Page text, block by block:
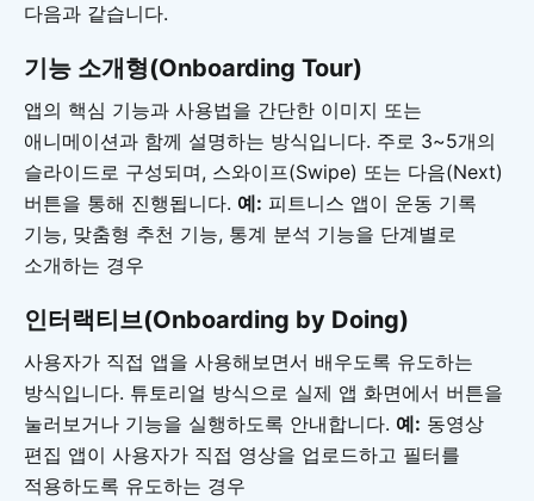
다음과 같습니다.
기능 소개형(Onboarding Tour)
앱의 핵심 기능과 사용법을 간단한 이미지 또는
애니메이션과 함께 설명하는 방식입니다. 주로 3~5개의
슬라이드로 구성되며, 스와이프(Swipe) 또는 다음(Next)
버튼을 통해 진행됩니다. 예: 피트니스 앱이 운동 기록
기능, 맞춤형 추천 기능, 통계 분석 기능을 단계별로
소개하는 경우
인터랙티브(Onboarding by Doing)
사용자가 직접 앱을 사용해보면서 배우도록 유도하는
방식입니다. 튜토리얼 방식으로 실제 앱 화면에서 버튼을
눌러보거나 기능을 실행하도록 안내합니다. 예: 동영상
편집 앱이 사용자가 직접 영상을 업로드하고 필터를
적용하도록 유도하는 경우